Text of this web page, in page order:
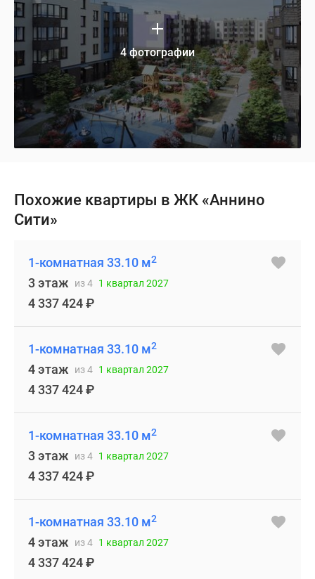
4 фотографии
Похожие квартиры в ЖК «Аннино
Сити»
1-комнатная 33.10 м2
3 этаж из 4 1 квартал 2027
4 337 424₽
1-комнатная 33.10 м2
4 этаж из 4 1 квартал 2027
4 337 424₽
1-комнатная 33.10 м2
3 этаж из 4 1 квартал 2027
4 337 424₽
1-комнатная 33.10 м2
4 этаж из 4 1 квартал 2027
4 337 424₽